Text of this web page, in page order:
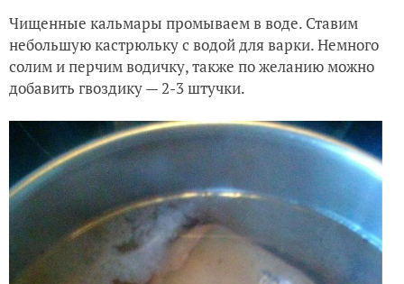
Чищенные кальмары промываем в воде. Ставим
небольшую кастрюльку с водой для варки. Немного
солим и перчим водичку, также по желанию можно
добавить гвоздику — 2-3 штучки.